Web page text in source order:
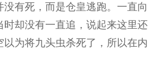
有死，而是仓皇逃跑。一直向
时却没有一直追，说起来这里还
为将九头虫杀死了，所以在内